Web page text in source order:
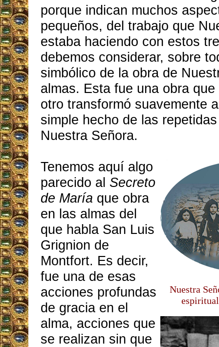
porque indican muchos
pequeños, del trabajo que
estaba haciendo con estos
debemos considerar, sobre
simbólico de la obra de
almas. Esta fue una obra
otro transformó suavemente
simple hecho de las
Nuestra Señora.
Nuestra
Tenemos aquí algo
parecido al Secreto
de María que obra
en las almas del
que habla San Luis
Grignion de
Montfort. Es decir,
fue una de esas
acciones profundas
de gracia en el
alma, acciones que
se realizan sin que